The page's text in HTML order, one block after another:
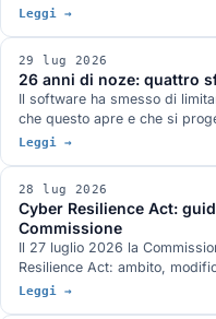
e il guadagno viene tutto dal
antirez.
Leggi →
29 lug 2026
26 anni di noze: quattro
Il software ha smesso di
che questo apre e che si
dopo: chi autorizza gli agenti,
Leggi →
28 lug 2026
Cyber Resilience Act:
Commissione
Il 27 luglio 2026 la
Resilience Act: ambito,
reporting e valutazione del
Leggi →